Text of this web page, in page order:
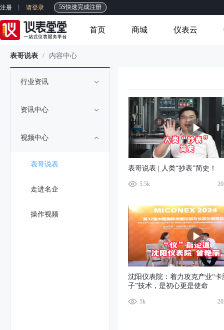
注册 请登录 5S快速完成注册
首页 商城 仪表云
表哥说表 / 内容中心
行业资讯
资讯中心
视频中心
表哥说表
走进名企
操作视频
表哥说表 | 人类“抄表”简史！
5.5k
沈阳仪表院：着力攻克产业“卡
子”技术，是初心更是使命
5k